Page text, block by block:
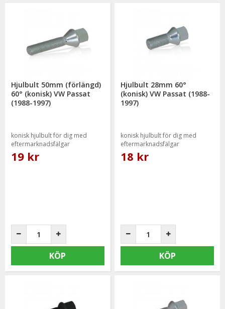
Hjulbult 50mm (förlängd)
60° (konisk) VW Passat
(1988-1997)
konisk hjulbult för dig med
eftermarknadsfälgar
19 kr
KÖP
Hjulbult 28mm 60°
(konisk) VW Passat (1988-
1997)
konisk hjulbult för dig med
eftermarknadsfälgar
18 kr
KÖP